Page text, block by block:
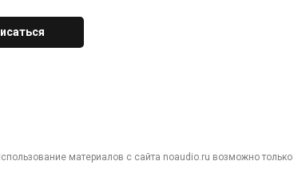
материалов с сайта noaudio.ru возможно